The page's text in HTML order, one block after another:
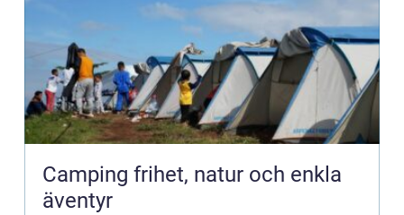
Camping frihet, natur och enkla
äventyr